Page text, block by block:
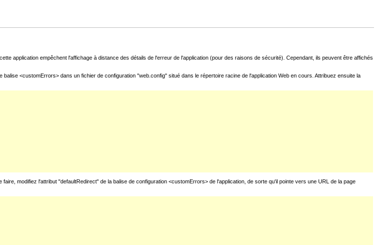
application empêchent l'affichage à distance des détails de l'erreur de l'application (pour des raisons de sécurité). Cependant, ils peuvent être affichés
<customErrors> dans un fichier de configuration "web.config" situé dans le répertoire racine de l'application Web en cours. Attribuez ensuite la
modifiez l'attribut "defaultRedirect" de la balise de configuration <customErrors> de l'application, de sorte qu'il pointe vers une URL de la page